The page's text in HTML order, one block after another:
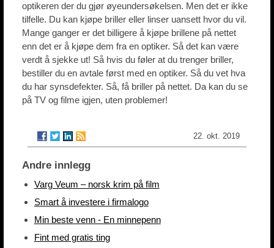
optikeren der du gjør øyeundersøkelsen. Men det er ikke
tilfelle. Du kan kjøpe briller eller linser uansett hvor du vil.
Mange ganger er det billigere å kjøpe brillene på nettet
enn det er å kjøpe dem fra en optiker. Så det kan være
verdt å sjekke ut! Så hvis du føler at du trenger briller,
bestiller du en avtale først med en optiker. Så du vet hva
du har synsdefekter. Så, få briller på nettet. Da kan du se
på TV og filme igjen, uten problemer!
22. okt. 2019
Andre innlegg
Varg Veum – norsk krim på film
Smart å investere i firmalogo
Min beste venn - En minnepenn
Fint med gratis ting